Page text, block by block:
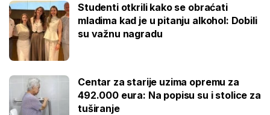
Studenti otkrili kako se obraćati
mladima kad je u pitanju alkohol: Dobili
su važnu nagradu
Centar za starije uzima opremu za
492.000 eura: Na popisu su i stolice za
tuširanje